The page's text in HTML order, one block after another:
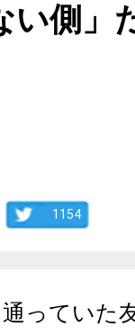
い側」
1154
っていた